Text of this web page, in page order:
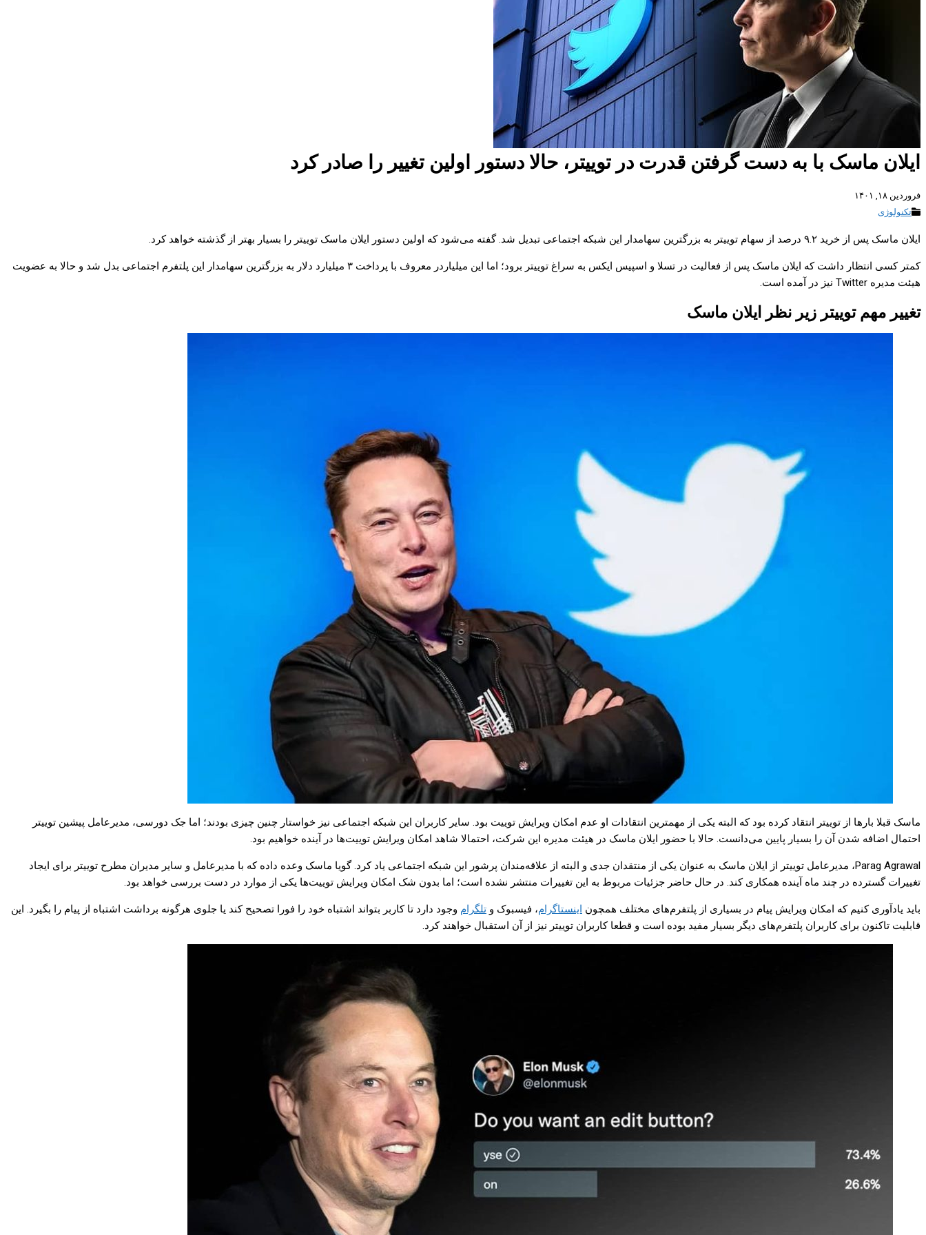
ایلان ماسک با به دست گرفتن قدرت در توییتر، حالا دستور اولین تغییر را صادر کرد
فروردین ۱۸, ۱۴۰۱
تکنولوژی
ایلان ماسک پس از خرید ۹.۲ درصد از سهام توییتر به بزرگترین سهامدار این شبکه اجتماعی تبدیل شد. گفته می‌شود که اولین دستور ایلان ماسک توییتر را بسیار بهتر از گذشته خواهد کرد.
کمتر کسی انتظار داشت که ایلان ماسک پس از فعالیت در تسلا و اسپیس ایکس به سراغ توییتر برود؛ اما این میلیاردر معروف با پرداخت ۳ میلیارد دلار به بزرگترین سهامدار این پلتفرم اجتماعی بدل شد و حالا به عضویت
هیئت مدیره Twitter نیز در آمده است.
تغییر مهم توییتر زیر نظر ایلان ماسک
ماسک قبلا بارها از توییتر انتقاد کرده بود که البته یکی از مهمترین انتقادات او عدم امکان ویرایش توییت بود. سایر کاربران این شبکه اجتماعی نیز خواستار چنین چیزی بودند؛ اما جک دورسی، مدیرعامل پیشین توییتر
احتمال اضافه شدن آن را بسیار پایین می‌دانست. حالا با حضور ایلان ماسک در هیئت مدیره این شرکت، احتمالا شاهد امکان ویرایش توییت‌ها در آینده خواهیم بود.
Parag Agrawal، مدیرعامل توییتر از ایلان ماسک به عنوان یکی از منتقدان جدی و البته از علاقه‌مندان پرشور این شبکه اجتماعی یاد کرد. گویا ماسک وعده داده که با مدیرعامل و سایر مدیران مطرح توییتر برای ایجاد
تغییرات گسترده در چند ماه آینده همکاری کند. در حال حاضر جزئیات مربوط به این تغییرات منتشر نشده است؛ اما بدون شک امکان ویرایش‌ توییت‌ها یکی از موارد در دست بررسی خواهد بود.
باید یادآوری کنیم که امکان ویرایش پیام در بسیاری از پلتفرم‌های مختلف همچون اینستاگرام، فیسبوک و تلگرام وجود دارد تا کاربر بتواند اشتباه خود را فورا تصحیح کند یا جلوی هرگونه برداشت اشتباه از پیام را بگیرد. این
قابلیت تاکنون برای کاربران پلتفرم‌های دیگر بسیار مفید بوده است و قطعا کاربران توییتر نیز از آن استقبال خواهند کرد.